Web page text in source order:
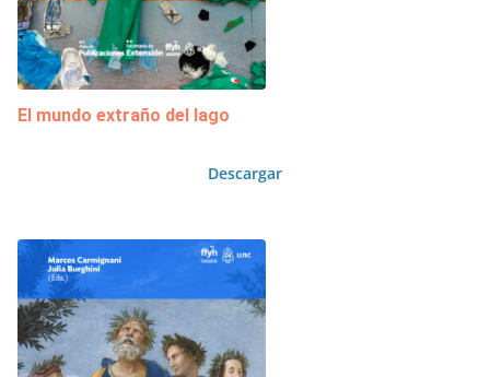
El mundo extraño del lago
Descargar